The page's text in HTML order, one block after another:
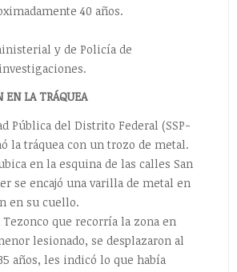
40 años.
y de Policía de
EN LA TRÁQUEA
Pública del Distrito Federal (SSP-
la tráquea con un trozo de metal.
en la esquina de las calles San
se encajó una varilla de metal en
en su cuello.
que recorría la zona en
lesionado, se desplazaron al
años, les indicó lo que había